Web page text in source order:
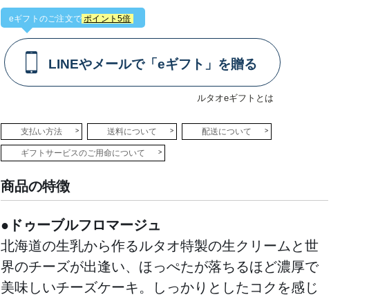
eギフトのご注文で ポイント5倍
LINEやメールで「eギフト」を贈る
ルタオeギフトとは
支払い方法 送料について 配送について
ギフトサービスのご用命について
商品の特徴
●ドゥーブルフロマージュ
北海道の生乳から作るルタオ特製の生クリームと世
界のチーズが出逢い、ほっぺたが落ちるほど濃厚で
美味しいチーズケーキ。しっかりとしたコクを感じ